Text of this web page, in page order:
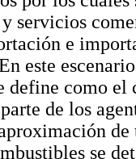
y servicios
e
este
define como el
de los
se